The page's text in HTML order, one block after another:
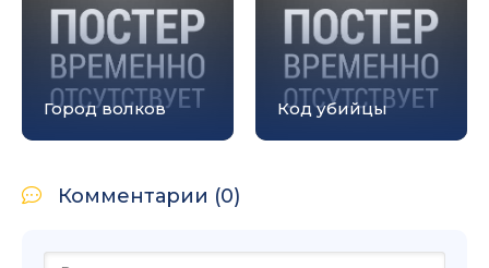
Город волков Код убийцы
Комментарии (0)